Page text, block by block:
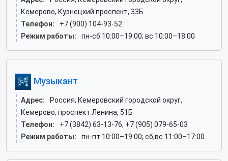
Кемерово, Кузнецкий проспект, 33Б
Телефон:
+7 (900) 104-93-52
Режим работы:
пн-сб 10:00–19:00; вс 10:00–18:00
Музыкант
Адрес:
Россия, Кемеровский городской округ,
Кемерово, проспект Ленина, 51Б
Телефон:
+7 (3842) 63-13-76, +7 (905) 079-65-03
Режим работы:
пн-пт 10:00–19:00; сб,вс 11:00–17:00